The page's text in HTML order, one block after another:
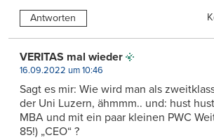
Antworten
VERITAS mal wieder
16.09.2022 um 10:46
Sagt es mir: Wie wird man als
der Uni Luzern, ähmmm.. und: hust
MBA und mit ein paar kleinen PWC
85!) „CEO“ ?